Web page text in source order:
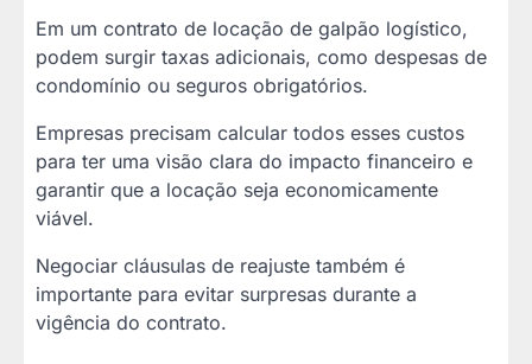
Em um contrato de locação de galpão logístico,
podem surgir taxas adicionais, como despesas de
condomínio ou seguros obrigatórios.
Empresas precisam calcular todos esses custos
para ter uma visão clara do impacto financeiro e
garantir que a locação seja economicamente
viável.
Negociar cláusulas de reajuste também é
importante para evitar surpresas durante a
vigência do contrato.